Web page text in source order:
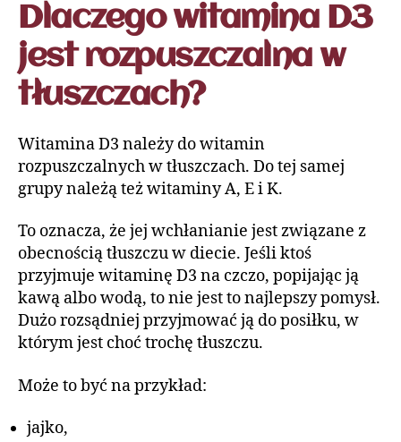
Dlaczego witamina D3
jest rozpuszczalna w
tłuszczach?
Witamina D3 należy do witamin
rozpuszczalnych w tłuszczach. Do tej samej
grupy należą też witaminy A, E i K.
To oznacza, że jej wchłanianie jest związane z
obecnością tłuszczu w diecie. Jeśli ktoś
przyjmuje witaminę D3 na czczo, popijając ją
kawą albo wodą, to nie jest to najlepszy pomysł.
Dużo rozsądniej przyjmować ją do posiłku, w
którym jest choć trochę tłuszczu.
Może to być na przykład:
jajko,